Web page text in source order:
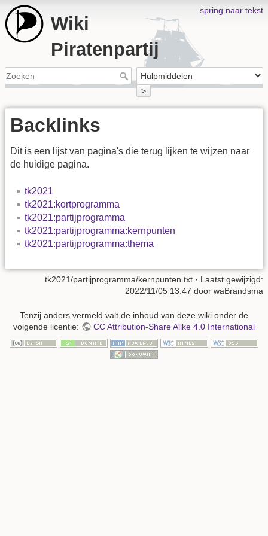
spring naar tekst
Wiki
Piratenpartij
>
Backlinks
Dit is een lijst van pagina's die terug lijken te wijzen naar
de huidige pagina.
tk2021
tk2021:kortprogramma
tk2021:partijprogramma
tk2021:partijprogramma:kernpunten
tk2021:partijprogramma:thema
tk2021/partijprogramma/kernpunten.txt · Laatst gewijzigd:
2022/11/05 13:47 door waBrandsma
Tenzij anders vermeld valt de inhoud van deze wiki onder de
volgende licentie:
CC Attribution-Share Alike 4.0 International